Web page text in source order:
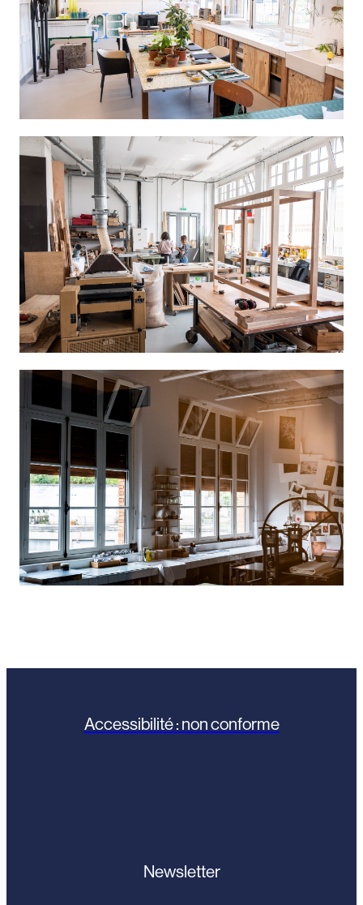
Accessibilité : non conforme
Newsletter